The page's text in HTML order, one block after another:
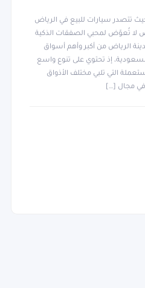
تتصدر سيارات للبيع في الرياض
لا تُعوّض لمحبي الصفقات الذكية
الرياض من أكبر وأهم أسواق
إذ تحتوي على تنوع واسع
التي تلبي مختلف الأذواق
في مجال […]